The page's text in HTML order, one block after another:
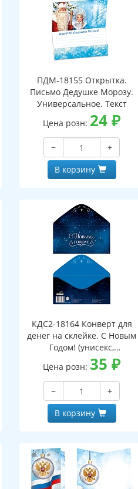
ПДМ-18155 Открытка.
Письмо Дедушке Морозу.
Универсальное. Текст
Цена розн: 24₽
−
+
В корзину
КДС2-18164 Конверт для
денег на склейке. С Новым
Годом! (унисекс,
серебряная фольга)
Цена розн: 35₽
−
+
В корзину